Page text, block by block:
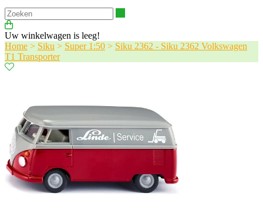
Uw winkelwagen is leeg!
Home > Siku > Super 1:50 > Siku 2362 - Siku 2362 Volkswagen
T1 Transporter